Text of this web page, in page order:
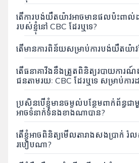
តើការបង់យឺតយ៉ាវអាចមានផលប៉ះពា
របស់ខ្ញុំនៅ CBC ដែរឬទេ?
តើមានការពិន័យសម្រាប់ការបង់យឺតយ៉ាវ
តើធនាគាវីងនឹងត្រួតពិនិត្យរបាយកា
ជនតាមរយៈ CBC ដែរឬទេ សម្រាប់ក
ប្រសិនបើខ្ញុំមានចម្ងល់បន្ថែមពាក់ព័ន្ធ
អាចទំនាក់ទំនងខាងណាបាន?
តើខ្ញុំអាចពិនិត្យមើលតារាងសងប្រា
របៀបណា?